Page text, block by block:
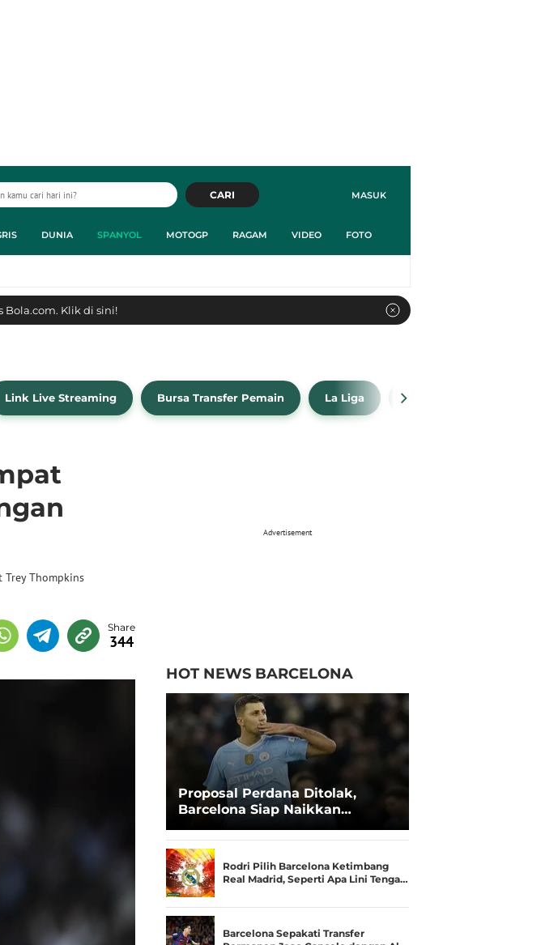
MASUK
CARI
DUNIA SPANYOL MOTOGP RAGAM VIDEO FOTO
Klik di sini!
Link Live Streaming Bursa Transfer Pemain La Liga Barcelona
Trey Thompkins
344
Advertisement
HOT NEWS BARCELONA
Proposal Perdana Ditolak,
Barcelona Siap Naikkan
Rodri Pilih Barcelona Ketimbang
Real Madrid, Seperti Apa Lini Tenga…
Barcelona Sepakati Transfer